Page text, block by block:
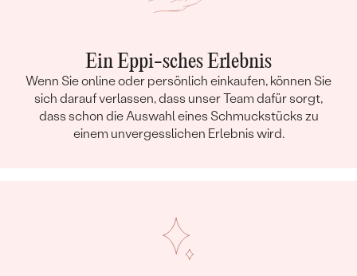
Ein Eppi-sches Erlebnis
Wenn Sie online oder persönlich einkaufen, können Sie
sich darauf verlassen, dass unser Team dafür sorgt,
dass schon die Auswahl eines Schmuckstücks zu
einem unvergesslichen Erlebnis wird.